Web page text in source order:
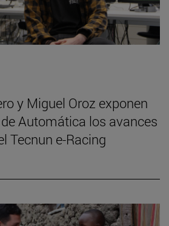
y Miguel Oroz exponen
Automática los avances
Tecnun e-Racing